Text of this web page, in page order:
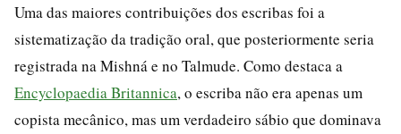
Uma das maiores contribuições dos escribas foi a
sistematização da tradição oral, que posteriormente seria
registrada na Mishná e no Talmude. Como destaca a
Encyclopaedia Britannica, o escriba não era apenas um
copista mecânico, mas um verdadeiro sábio que dominava